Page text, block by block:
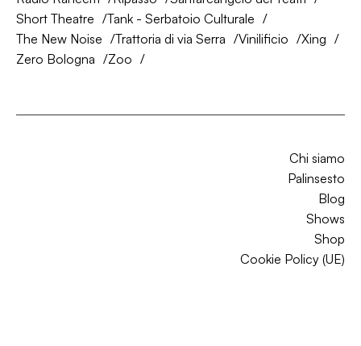
Short Theatre
Tank - Serbatoio Culturale
The New Noise
Trattoria di via Serra Vinilificio
Xing
Zero Bologna
Zoo
Chi siamo
Palinsesto
Blog
Shows
Shop
Cookie Policy (UE)